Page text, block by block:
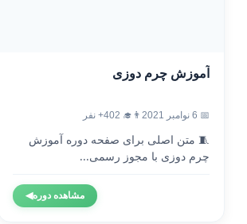
آموزش چرم دوزی
📅 6 نوامبر 2021 👨‍🎓 402+ نفر
🧵 متن اصلی برای صفحه دوره آموزش
چرم دوزی با مجوز رسمی...
مشاهده دوره◀